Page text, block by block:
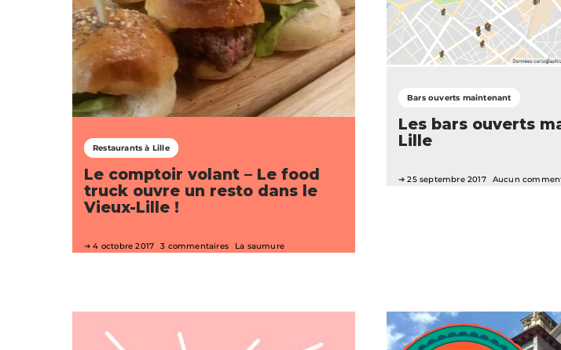
Restaurants à Lille
Le comptoir volant – Le food
truck ouvre un resto dans le
Vieux-Lille !
4 octobre 2017 3 commentaires La saumure
Bars ouverts maintenant
Les bars ouverts
Lille
25 septembre 2017 Aucun